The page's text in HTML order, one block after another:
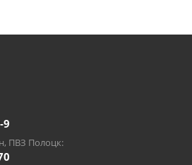
9
ПВЗ Полоцк: